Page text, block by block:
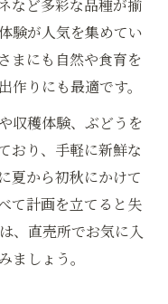
など多彩な品種が揃
験が人気を集めてい
まにも自然や食育を
りにも最適です。
収穫体験、ぶどうを
おり、手軽に新鮮な
夏から初秋にかけて
て計画を立てると失
、直売所でお気に入
ましょう。